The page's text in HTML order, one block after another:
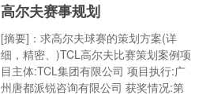
高尔夫赛事规划
[摘要]：求高尔夫球赛的策划方案(详
细，精密、)TCL高尔夫比赛策划案例项
目主体:TCL集团有限公司 项目执行:广
州唐都派锐咨询有限公司 获奖情况:第